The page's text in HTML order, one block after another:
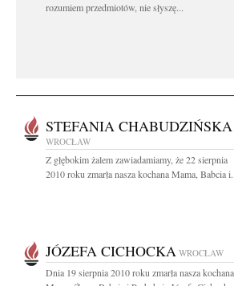
rozumiem przedmiotów, nie słyszę...
STEFANIA CHABUDZIŃSKA
WROCŁAW
Z głębokim żalem zawiadamiamy, że 22 sierpnia
2010 roku zmarła nasza kochana Mama, Babcia
JÓZEFA CICHOCKA WROCŁAW
Dnia 19 sierpnia 2010 roku zmarła nasza kochana